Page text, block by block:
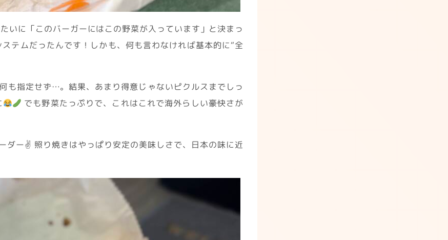
いに「このバーガーにはこの野菜が入っています」と決まっ
テムだったんです！しかも、何も言わなければ基本的に“全
も指定せず…。結果、あまり得意じゃないピクルスまでしっ
でも野菜たっぷりで、これはこれで海外らしい豪快さが
ダー✌️ 照り焼きはやっぱり安定の美味しさで、日本の味に近